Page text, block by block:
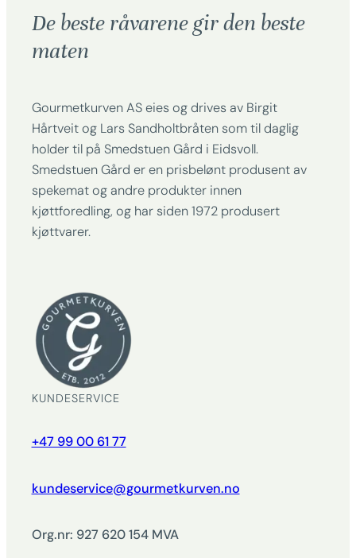
De beste råvarene gir den beste
maten
Gourmetkurven AS eies og drives av Birgit
Hårtveit og Lars Sandholtbråten som til daglig
holder til på Smedstuen Gård i Eidsvoll.
Smedstuen Gård er en prisbelønt produsent av
spekemat og andre produkter innen
kjøttforedling, og har siden 1972 produsert
kjøttvarer.
KUNDESERVICE
+47 99 00 61 77
kundeservice@gourmetkurven.no
Org.nr: 927 620 154 MVA